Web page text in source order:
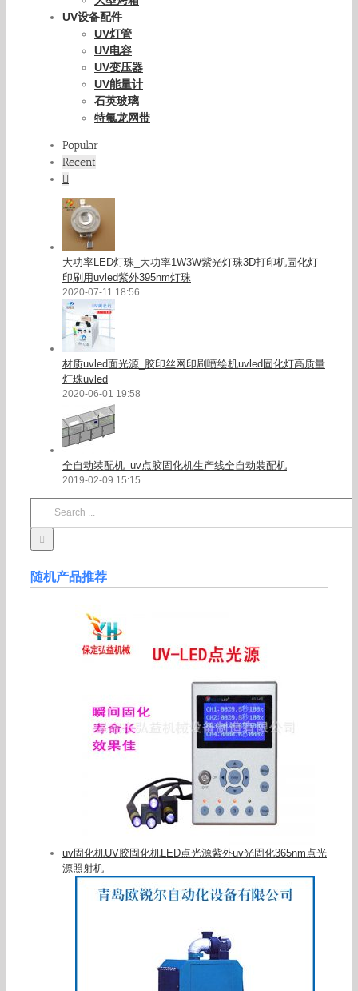
UV设备配件
UV灯管
UV电容
UV变压器
UV能量计
石英玻璃
特氟龙网带
Popular
Recent
大功率LED灯珠_大功率1W3W紫光灯珠3D打印机固化灯
印刷用uvled紫外395nm灯珠
2020-07-11 18:56
材质uvled面光源_胶印丝网印刷喷绘机uvled固化灯高质量
灯珠uvled
2020-06-01 19:58
全自动装配机_uv点胶固化机生产线全自动装配机
2019-02-09 15:15
随机产品推荐
uv固化机UV胶固化机LED点光源紫外uv光固化365nm点光
源照射机